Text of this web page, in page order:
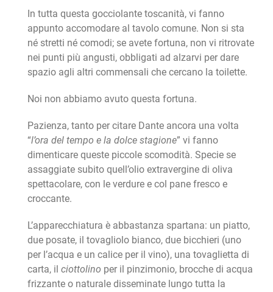
In tutta questa gocciolante toscanità, vi fanno
appunto accomodare al tavolo comune. Non si sta
né stretti né comodi; se avete fortuna, non vi ritrovate
nei punti più angusti, obbligati ad alzarvi per dare
spazio agli altri commensali che cercano la toilette.
Noi non abbiamo avuto questa fortuna.
Pazienza, tanto per citare Dante ancora una volta
“l’ora del tempo e la dolce stagione” vi fanno
dimenticare queste piccole scomodità. Specie se
assaggiate subito quell’olio extravergine di oliva
spettacolare, con le verdure e col pane fresco e
croccante.
L’apparecchiatura è abbastanza spartana: un piatto,
due posate, il tovagliolo bianco, due bicchieri (uno
per l’acqua e un calice per il vino), una tovaglietta di
carta, il ciottolino per il pinzimonio, brocche di acqua
frizzante o naturale disseminate lungo tutta la